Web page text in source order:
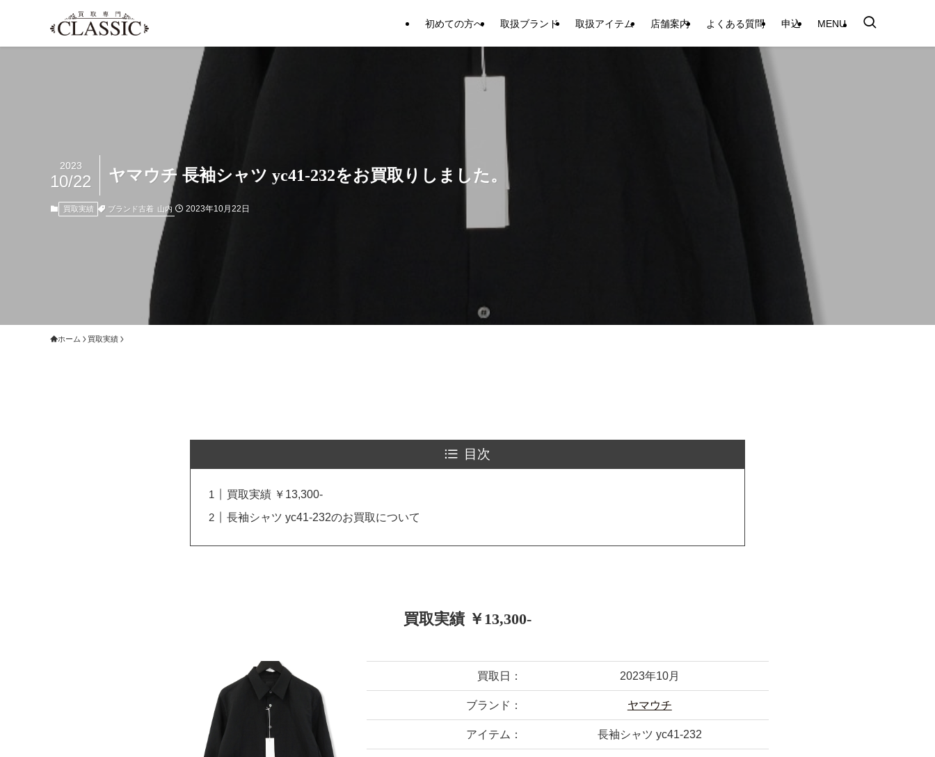
初めての方へ 取扱ブランド 取扱アイテム 店舗案内 よくある質問 申込 MENU
ヤマウチ 長袖シャツ yc41-232をお買取りしました。
2023
10/22
買取実績 ブランド古着 山内 2023年10月22日
ホーム 買取実績
目次
買取実績 ￥13,300-
長袖シャツ yc41-232のお買取について
買取実績 ￥13,300-
買取日： 2023年10月
ブランド： ヤマウチ
アイテム： 長袖シャツ yc41-232